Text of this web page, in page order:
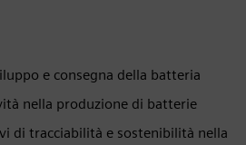
e consegna della batteria
nella produzione di batterie
di tracciabilità e sostenibilità nella